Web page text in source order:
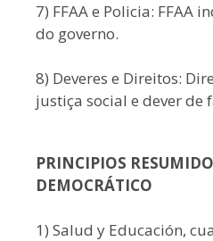
7) FFAA e Policia: FFAA
do governo.
8) Deveres e Direitos:
justiça social e dever de
PRINCIPIOS
DEMOCRÁTICO
1) Salud y Educación,